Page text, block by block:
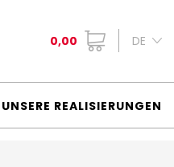
0,00 DE
UNSERE REALISIERUNGEN